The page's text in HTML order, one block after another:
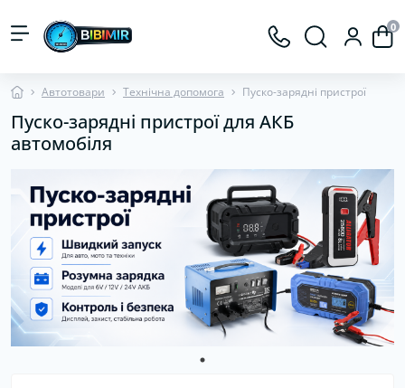
0
Автотовари Технічна допомога Пуско-зарядні пристрої
Пуско-зарядні пристрої для АКБ
автомобіля